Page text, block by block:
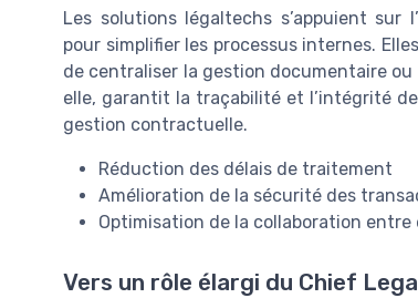
Les solutions légaltechs s’appuient sur
pour simplifier les processus internes.
de centraliser la gestion documentaire
elle, garantit la traçabilité et l’intégrité
gestion contractuelle.
Réduction des délais de traitement
Amélioration de la sécurité des
Optimisation de la collaboration entre
Vers un rôle élargi du Chief